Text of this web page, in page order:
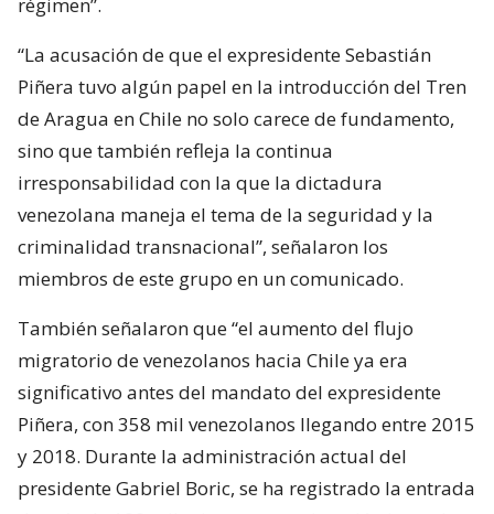
“La acusación de que el expresidente Sebastián
Piñera tuvo algún papel en la introducción del Tren
de Aragua en Chile no solo carece de fundamento,
sino que también refleja la continua
irresponsabilidad con la que la dictadura
venezolana maneja el tema de la seguridad y la
criminalidad transnacional”, señalaron los
miembros de este grupo en un comunicado.
También señalaron que “el aumento del flujo
migratorio de venezolanos hacia Chile ya era
significativo antes del mandato del expresidente
Piñera, con 358 mil venezolanos llegando entre 2015
y 2018. Durante la administración actual del
presidente Gabriel Boric, se ha registrado la entrada